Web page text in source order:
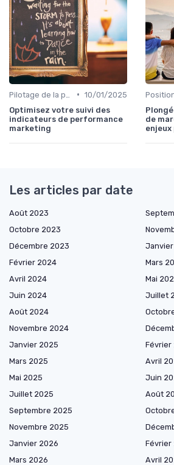
• 10/01/2025
Optimisez votre suivi des
indicateurs de performance
marketing
de
Les articles par date
Août 2023
Octobre 2023
Décembre 2023
Février 2024
Mars
Avril 2024
Mai
Juin 2024
Juillet
Août 2024
Novembre 2024
Janvier 2025
Février
Mars 2025
Avril
Mai 2025
Juin
Juillet 2025
Août
Septembre 2025
Novembre 2025
Janvier 2026
Février
Mars 2026
Avril